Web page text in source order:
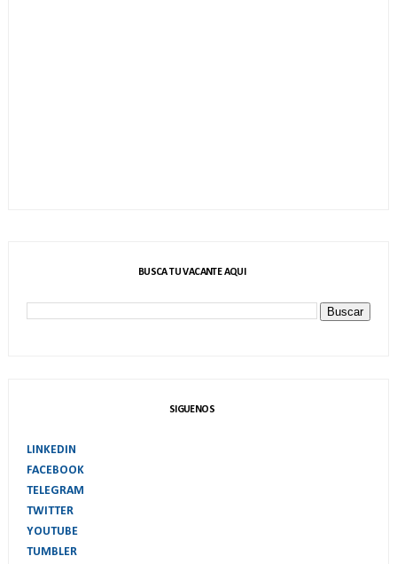
BUSCA TU VACANTE AQUI
SIGUENOS
LINKEDIN
FACEBOOK
TELEGRAM
TWITTER
YOUTUBE
TUMBLER